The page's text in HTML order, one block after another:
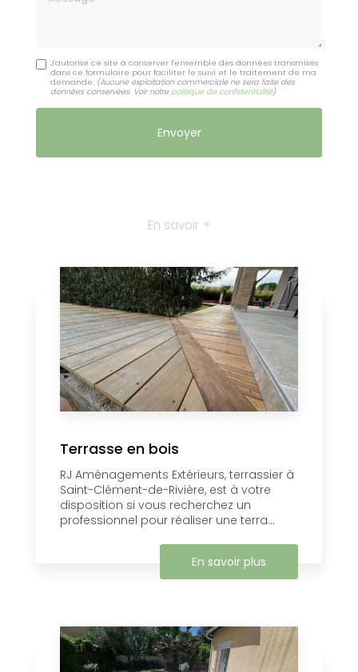
J'autorise ce site à conserver l'ensemble des données transmises
dans ce formulaire pour faciliter le suivi et le traitement de ma
demande. (Aucune exploitation commerciale ne sera faite des
données conservées. Voir notre politique de confidentialité)
En savoir +
Terrasse en bois
RJ Aménagements Extérieurs, terrassier à
Saint-Clément-de-Rivière, est à votre
disposition si vous recherchez un
professionnel pour réaliser une terra...
En savoir plus